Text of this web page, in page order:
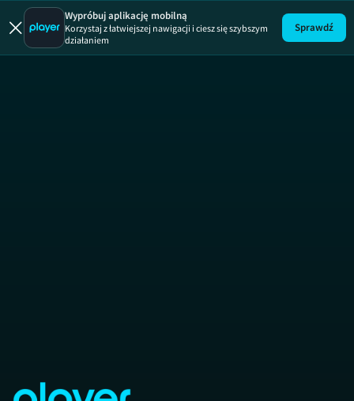
Wypróbuj aplikację mobilną
Korzystaj z łatwiejszej nawigacji i ciesz się szybszym
działaniem
Sprawdź